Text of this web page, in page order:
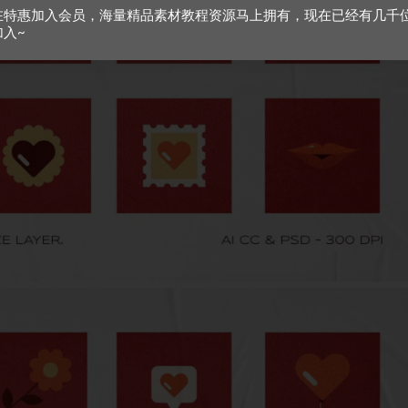
特惠加入会员，海量精品素材教程资源马上拥有，现在已经有几千
入~